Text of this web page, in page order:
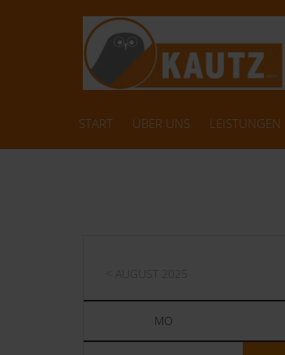
START ÜBER UNS LEISTUNGEN
< AUGUST 2025
MO